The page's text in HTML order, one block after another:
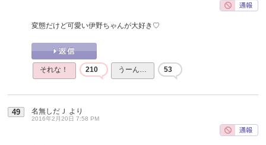
変態だけど可愛い伊野ちゃんが大好き♡
それな！ 210 うーん… 53
49 名無しだＪ より
2016年2月20日 7:58 PM